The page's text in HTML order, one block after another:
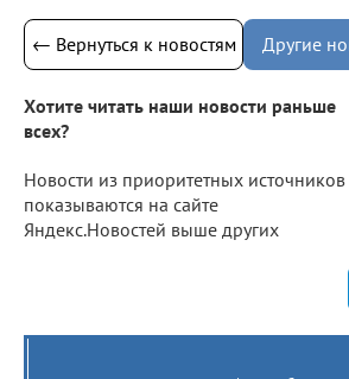
← Вернуться к новостям Другие
Хотите читать наши новости раньше
всех?
Новости из приоритетных источников
показываются на сайте
Яндекс.Новостей выше других